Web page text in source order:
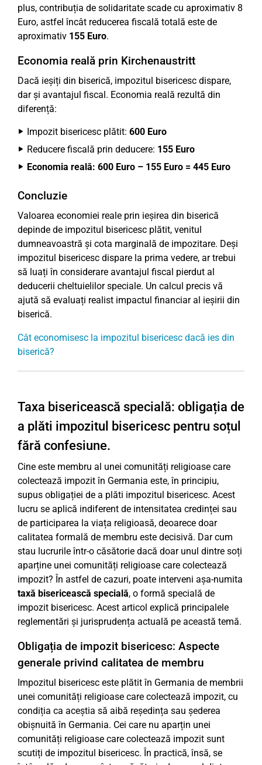
plus, contribuția de solidaritate scade cu aproximativ 8
Euro, astfel încât reducerea fiscală totală este de
aproximativ 155 Euro.
Economia reală prin Kirchenaustritt
Dacă ieșiți din biserică, impozitul bisericesc dispare,
dar și avantajul fiscal. Economia reală rezultă din
diferență:
Impozit bisericesc plătit: 600 Euro
Reducere fiscală prin deducere: 155 Euro
Economia reală: 600 Euro – 155 Euro = 445 Euro
Concluzie
Valoarea economiei reale prin ieșirea din biserică
depinde de impozitul bisericesc plătit, venitul
dumneavoastră și cota marginală de impozitare. Deși
impozitul bisericesc dispare la prima vedere, ar trebui
să luați în considerare avantajul fiscal pierdut al
deducerii cheltuielilor speciale. Un calcul precis vă
ajută să evaluați realist impactul financiar al ieșirii din
biserică.
Cât economisesc la impozitul bisericesc dacă ies din
biserică?
Taxa bisericească specială: obligația de
a plăti impozitul bisericesc pentru soțul
fără confesiune.
Cine este membru al unei comunități religioase care
colectează impozit în Germania este, în principiu,
supus obligației de a plăti impozitul bisericesc. Acest
lucru se aplică indiferent de intensitatea credinței sau
de participarea la viața religioasă, deoarece doar
calitatea formală de membru este decisivă. Dar cum
stau lucrurile într-o căsătorie dacă doar unul dintre soți
aparține unei comunități religioase care colectează
impozit? În astfel de cazuri, poate interveni așa-numita
taxă bisericească specială, o formă specială de
impozit bisericesc. Acest articol explică principalele
reglementări și jurisprudența actuală pe această temă.
Obligația de impozit bisericesc: Aspecte
generale privind calitatea de membru
Impozitul bisericesc este plătit în Germania de membrii
unei comunități religioase care colectează impozit, cu
condiția ca aceștia să aibă reședința sau șederea
obișnuită în Germania. Cei care nu aparțin unei
comunități religioase care colectează impozit sunt
scutiți de impozitul bisericesc. În practică, însă, se